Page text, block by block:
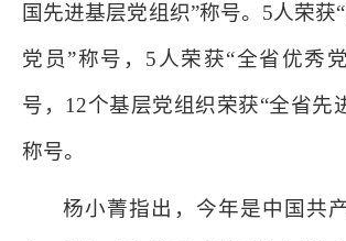
国先进基层党组织”称号。5人荣获
党员”称号，5人荣获“全省优秀
号，12个基层党组织荣获“全省先
称号。
杨小菁指出，今年是中国共